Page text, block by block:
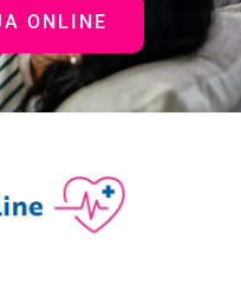
ONLINE